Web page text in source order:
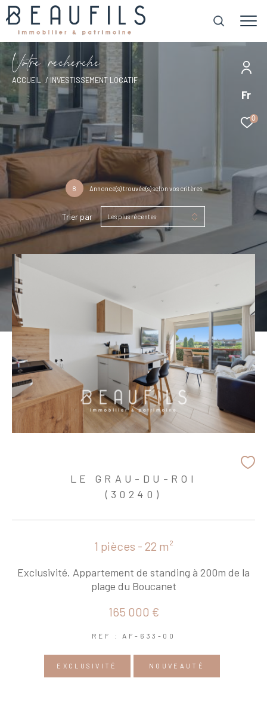
Fr
0
Votre recherche
ACCUEIL INVESTISSEMENT LOCATIF
8 Annonce(s) trouvée(s) selon vos critères
Trier par Les plus récentes
LE GRAU-DU-ROI
(30240)
1 pièces - 22 m²
Exclusivité. Appartement de standing à 200m de la
plage du Boucanet
165 000 €
REF : AF-633-00
EXCLUSIVITÉ NOUVEAUTÉ